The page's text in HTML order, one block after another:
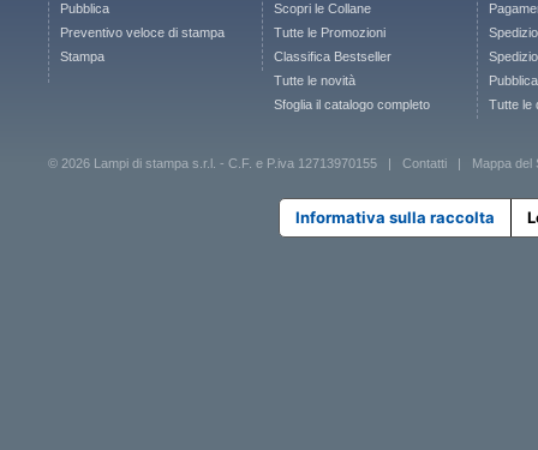
Pubblica
Preventivo veloce di stampa
Stampa
Scopri le Collane
Tutte le Promozioni
Classifica Bestseller
Tutte le novità
Sfoglia il catalogo completo
Tutte le
© 2026 Lampi di stampa s.r.l. - C.F. e P.iva 12713970155 | Contatti Mappa del
Informativa sulla raccolta